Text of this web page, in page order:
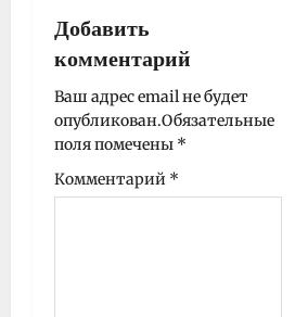
Добавить
комментарий
Ваш адрес email не будет
опубликован.Обязательные
поля помечены *
Комментарий *